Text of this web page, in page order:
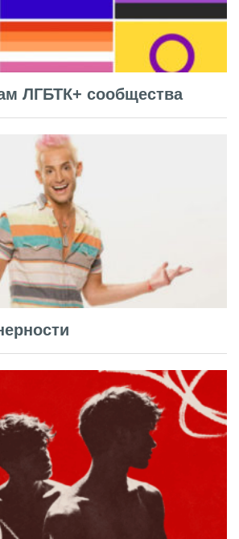
ЛГБТК+ сообщества